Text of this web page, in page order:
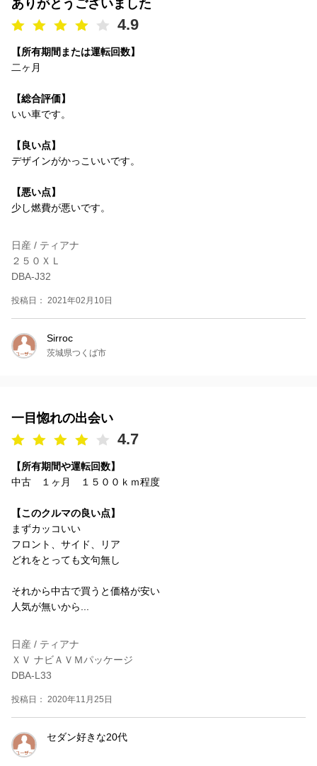
ありがとうございました
4.9
【所有期間または運転回数】
二ヶ月
【総合評価】
いい車です。
【良い点】
デザインがかっこいいです。
【悪い点】
少し燃費が悪いです。
日産 / ティアナ
２５０ＸＬ
DBA-J32
投稿日： 2021年02月10日
Sirroc
茨城県つくば市
一目惚れの出会い
4.7
【所有期間や運転回数】
中古 １ヶ月 １５００ｋｍ程度
【このクルマの良い点】
まずカッコいい
フロント、サイド、リア
どれをとっても文句無し
それから中古で買うと価格が安い
人気が無いから...
日産 / ティアナ
ＸＶ ナビＡＶＭパッケージ
DBA-L33
投稿日： 2020年11月25日
セダン好きな20代